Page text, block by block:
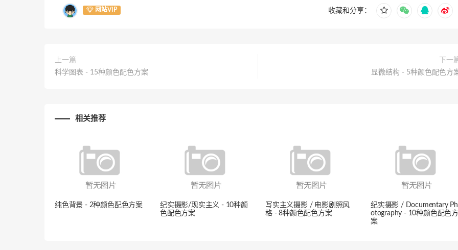
网站VIP 收藏和分享：
上一篇
科学图表 - 15种颜色配色方案
下一
显微结构 - 5种颜色配色方
相关推荐
纯色背景 - 2种颜色配色方案
纪实摄影/现实主义 - 10种颜
色配色方案
写实主义摄影 / 电影剧照风
格 - 8种颜色配色方案
纪实摄影 / Documentary Ph
otography - 10种颜色配色方
案